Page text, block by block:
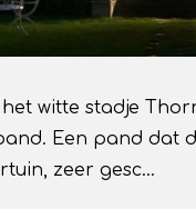
witte stadje
Een pand dat
zeer gesc…